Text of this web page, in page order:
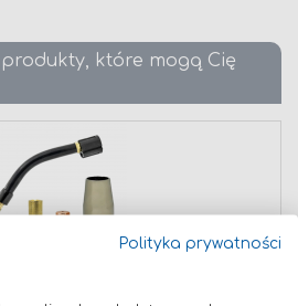
Polityka prywatności
które mogą Cię